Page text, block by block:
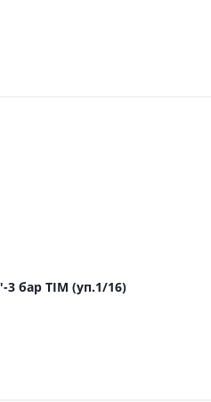
безопасности для котла, КЛАССИК 1"-3 бар TIM (уп.1/16)